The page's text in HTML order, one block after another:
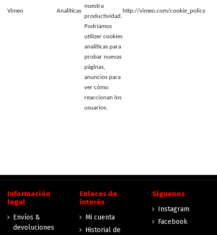
Vimeo Analíticas
nuestra
productividad.
Podríamos
utilizer cookies
analíticas para
probar nuevas
páginas,
anuncios para
ver cómo
reaccionan los
usuarios.
http://vimeo.com/cookie_policy
Información
legal
Envíos &
devoluciones
Enlaces de
interés
Mi cuenta
Historial de
Síguenos
Instagram
Facebook